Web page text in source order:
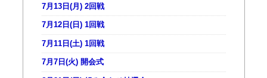
7月13日(月) 2回戦
7月12日(日) 1回戦
7月11日(土) 1回戦
7月7日(火) 開会式